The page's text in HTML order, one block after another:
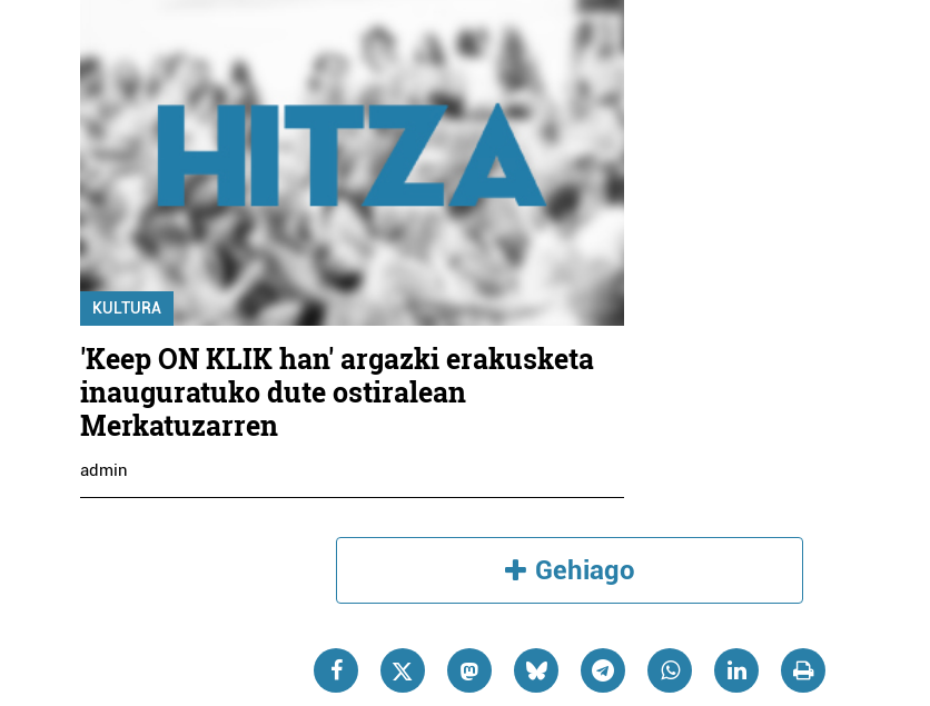
KULTURA
'Keep ON KLIK han' argazki erakusketa
inauguratuko dute ostiralean
Merkatuzarren
admin
Gehiago